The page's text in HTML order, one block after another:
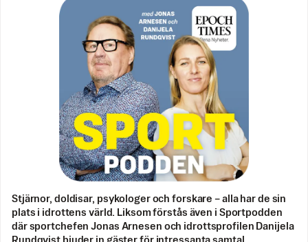
Stjärnor, doldisar, psykologer och forskare – alla har de sin
plats i idrottens värld. Liksom förstås även i Sportpodden
där sportchefen Jonas Arnesen och idrottsprofilen Danijela